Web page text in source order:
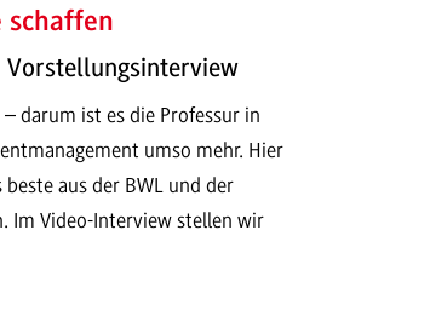
schaffen
Vorstellungsinterview
darum ist es die Professur in
umso mehr. Hier
aus der BWL und der
Im Video-Interview stellen wir